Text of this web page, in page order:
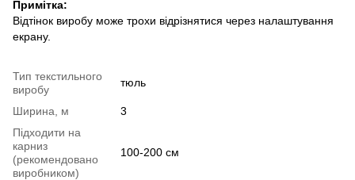
Примітка:
Відтінок виробу може трохи відрізнятися через налаштування
екрану.
Тип текстильного
виробу
тюль
Ширина, м
3
Підходити на
карниз
(рекомендовано
виробником)
100-200 см